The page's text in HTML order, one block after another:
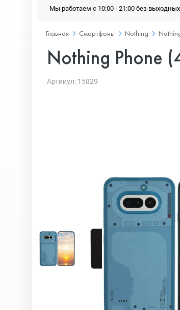
Мы работаем с 10:00 - 21:00 без
Главная Смартфоны Nothing
Nothing Phone
Артикул: 15829